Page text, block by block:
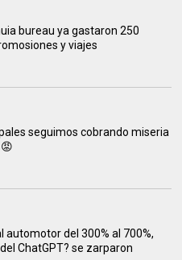
bureau ya gastaron 250
y viajes
seguimos cobrando miseria
del 300% al 700%,
ChatGPT? se zarparon